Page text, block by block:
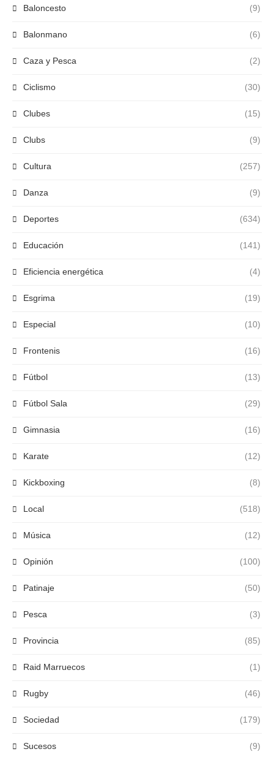
Baloncesto (9)
Balonmano (6)
Caza y Pesca (2)
Ciclismo (30)
Clubes (15)
Clubs (9)
Cultura (257)
Danza (9)
Deportes (634)
Educación (141)
Eficiencia energética (4)
Esgrima (19)
Especial (10)
Frontenis (16)
Fútbol (13)
Fútbol Sala (29)
Gimnasia (16)
Karate (12)
Kickboxing (8)
Local (518)
Música (12)
Opinión (100)
Patinaje (50)
Pesca (3)
Provincia (85)
Raid Marruecos (1)
Rugby (46)
Sociedad (179)
Sucesos (9)